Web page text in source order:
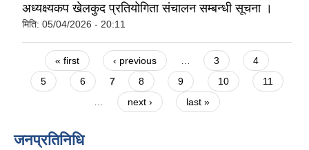
अध्यक्ष्यकप खेलकुद प्रतियोगिता संचालन सम्बन्धी सूचना ।
मिति: 05/04/2026 - 20:11
Pages
« first ‹ previous 3
4
5
6 7 8 9 10
11
next › last »
जनप्रतिनिधि